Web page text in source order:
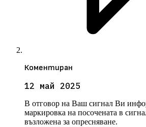
Коментиран
12 май 2025
В отговор на Ваш сигнал Ви
маркировка на посочената в
възложена за опресняване.